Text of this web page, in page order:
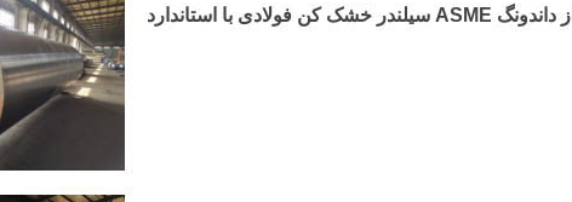
سیلندر خشک کن فولادی با استاندارد ASME از داندونگ